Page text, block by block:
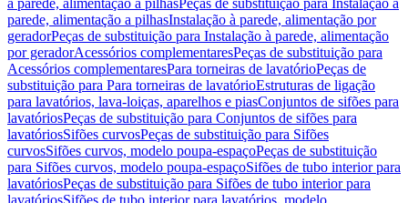
à parede, alimentação a pilhasPeças de substituição para Instalação à
parede, alimentação a pilhasInstalação à parede, alimentação por
geradorPeças de substituição para Instalação à parede, alimentação
por geradorAcessórios complementaresPeças de substituição para
Acessórios complementaresPara torneiras de lavatórioPeças de
substituição para Para torneiras de lavatórioEstruturas de ligação
para lavatórios, lava-loiças, aparelhos e piasConjuntos de sifões para
lavatóriosPeças de substituição para Conjuntos de sifões para
lavatóriosSifões curvosPeças de substituição para Sifões
curvosSifões curvos, modelo poupa-espaçoPeças de substituição
para Sifões curvos, modelo poupa-espaçoSifões de tubo interior para
lavatóriosPeças de substituição para Sifões de tubo interior para
lavatóriosSifões de tubo interior para lavatórios, modelo